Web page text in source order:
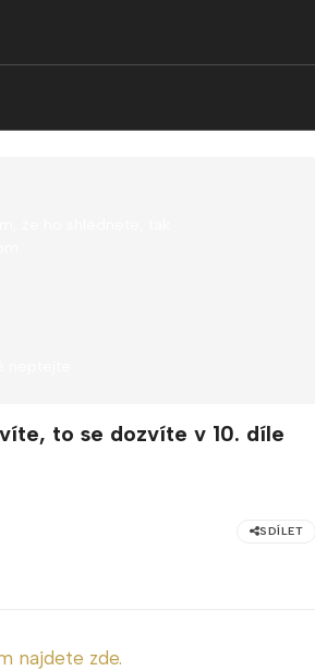
to se dozvíte v 10. díle
SDÍLET
najdete zde.